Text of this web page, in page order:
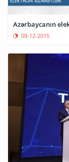
Azərbaycanın
09-12-2015